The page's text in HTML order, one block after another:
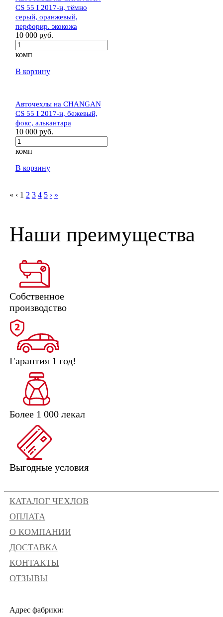
CS 55 I 2017-н, тёмно
серый, оранжевый,
перфорир. экокожа
10 000 руб.
комп
В корзину
Авточехлы на CHANGAN
CS 55 I 2017-н, бежевый,
фокс, алькантара
10 000 руб.
комп
В корзину
« ‹ 1 2 3 4 5 › »
Наши преимущества
Собственное
производство
Гарантия 1 год!
Более 1 000 лекал
Выгодные условия
КАТАЛОГ ЧЕХЛОВ
ОПЛАТА
О КОМПАНИИ
ДОСТАВКА
КОНТАКТЫ
ОТЗЫВЫ
Адрес фабрики: